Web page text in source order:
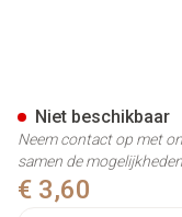
€ 3,60
Niet beschikbaar
Neem contact op met
samen de mogelijkheden.